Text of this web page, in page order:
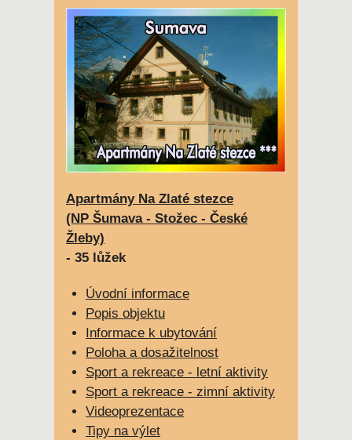
Apartmány Na Zlaté stezce
(NP Šumava - Stožec - České
Žleby)
- 35 lůžek
Úvodní informace
Popis objektu
Informace k ubytování
Poloha a dosažitelnost
Sport a rekreace - letní aktivity
Sport a rekreace - zimní aktivity
Videoprezentace
Tipy na výlet